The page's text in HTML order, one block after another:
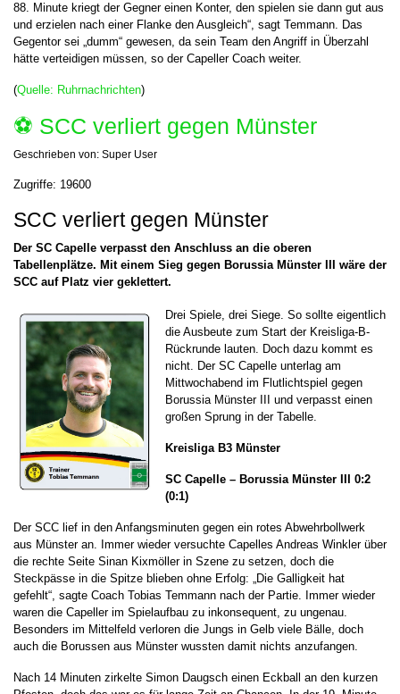
88. Minute kriegt der Gegner einen Konter, den spielen sie dann gut aus
und erzielen nach einer Flanke den Ausgleich“, sagt Temmann. Das
Gegentor sei „dumm“ gewesen, da sein Team den Angriff in Überzahl
hätte verteidigen müssen, so der Capeller Coach weiter.
(Quelle: Ruhrnachrichten)
⚽️ SCC verliert gegen Münster
Geschrieben von: Super User
Zugriffe: 19600
SCC verliert gegen Münster
Der SC Capelle verpasst den Anschluss an die oberen
Tabellenplätze. Mit einem Sieg gegen Borussia Münster III wäre der
SCC auf Platz vier geklettert.
Drei Spiele, drei Siege. So sollte eigentlich
die Ausbeute zum Start der Kreisliga-B-
Rückrunde lauten. Doch dazu kommt es
nicht. Der SC Capelle unterlag am
Mittwochabend im Flutlichtspiel gegen
Borussia Münster III und verpasst einen
großen Sprung in der Tabelle.
Kreisliga B3 Münster
SC Capelle – Borussia Münster III 0:2
(0:1)
Der SCC lief in den Anfangsminuten gegen ein rotes Abwehrbollwerk
aus Münster an. Immer wieder versuchte Capelles Andreas Winkler über
die rechte Seite Sinan Kixmöller in Szene zu setzen, doch die
Steckpässe in die Spitze blieben ohne Erfolg: „Die Galligkeit hat
gefehlt“, sagte Coach Tobias Temmann nach der Partie. Immer wieder
waren die Capeller im Spielaufbau zu inkonsequent, zu ungenau.
Besonders im Mittelfeld verloren die Jungs in Gelb viele Bälle, doch
auch die Borussen aus Münster wussten damit nichts anzufangen.
Nach 14 Minuten zirkelte Simon Daugsch einen Eckball an den kurzen